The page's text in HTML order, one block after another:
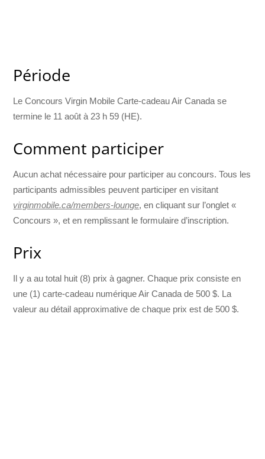
Période
Le Concours Virgin Mobile Carte-cadeau Air Canada se
termine le 11 août à 23 h 59 (HE).
Comment participer
Aucun achat nécessaire pour participer au concours. Tous les
participants admissibles peuvent participer en visitant
virginmobile.ca/members-lounge, en cliquant sur l’onglet «
Concours », et en remplissant le formulaire d’inscription.
Prix
Il y a au total huit (8) prix à gagner. Chaque prix consiste en
une (1) carte-cadeau numérique Air Canada de 500 $. La
valeur au détail approximative de chaque prix est de 500 $.